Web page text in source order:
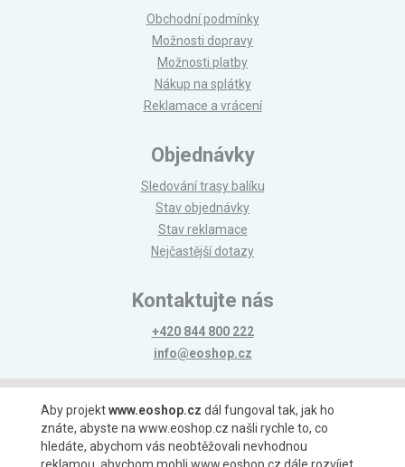
Obchodní podmínky
Možnosti dopravy
Možnosti platby
Nákup na splátky
Reklamace a vrácení
Objednávky
Sledování trasy balíku
Stav objednávky
Stav reklamace
Nejčastější dotazy
Kontaktujte nás
+420 844 800 222
info@eoshop.cz
Možnosti platby
Aby projektwww.eoshop.cz dál fungoval tak, jak ho
znáte, abyste na www.eoshop.cz našli rychle to, co
hledáte, abychom vás neobtěžovali nevhodnou